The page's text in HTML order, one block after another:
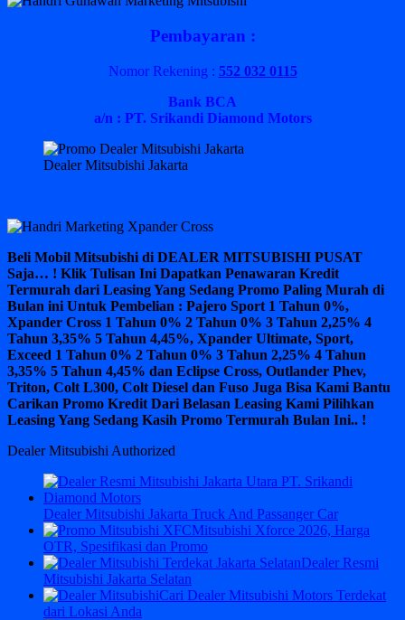
Pembayaran :
Nomor Rekening : 552 032 0115
Bank BCA
a/n : PT. Srikandi Diamond Motors
Dealer Mitsubishi Jakarta
Beli Mobil Mitsubishi di DEALER MITSUBISHI PUSAT
Saja… ! Klik Tulisan Ini Dapatkan Penawaran Kredit
Termurah dari Leasing Yang Sedang Promo Paling Murah di
Bulan ini Untuk Pembelian : Pajero Sport 1 Tahun 0%,
Xpander Cross 1 Tahun 0% 2 Tahun 0% 3 Tahun 2,25% 4
Tahun 3,35% 5 Tahun 4,45%, Xpander Ultimate, Sport,
Exceed 1 Tahun 0% 2 Tahun 0% 3 Tahun 2,25% 4 Tahun
3,35% 5 Tahun 4,45% dan Eclipse Cross, Outlander Phev,
Triton, Colt L300, Colt Diesel dan Fuso Juga Bisa Kami Bantu
Carikan Promo Kredit Dari Belasan Leasing Kami Pilihkan
Leasing Yang Sedang Kasih Promo Termurah Bulan Ini.. !
Dealer Mitsubishi Authorized
Dealer Mitsubishi Jakarta Truck And Passanger Car
Mitsubishi Xforce 2026, Harga
OTR, Spesifikasi dan Promo
Dealer Resmi
Mitsubishi Jakarta Selatan
Cari Dealer Mitsubishi Motors Terdekat
dari Lokasi Anda